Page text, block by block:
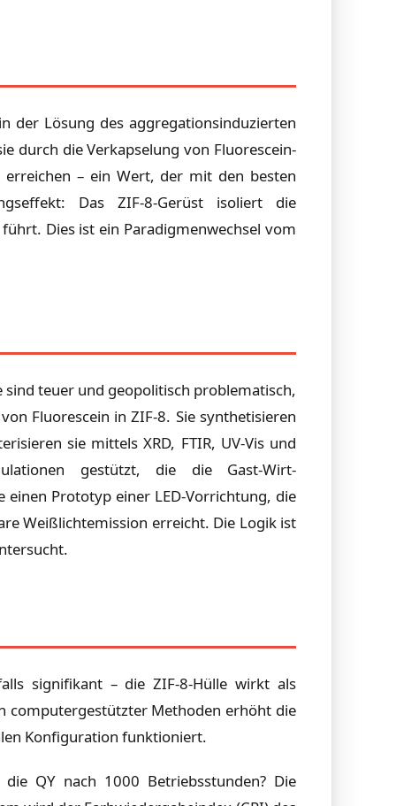
der Lösung des aggregationsinduzierten
durch die Verkapselung von Fluorescein-
– ein Wert, der mit den besten
Das ZIF-8-Gerüst isoliert die
Dies ist ein Paradigmenwechsel vom
teuer und geopolitisch problematisch,
Fluorescein in ZIF-8. Sie synthetisieren
sie mittels XRD, FTIR, UV-Vis und
gestützt, die die Gast-Wirt-
Prototyp einer LED-Vorrichtung, die
Weißlichtemission erreicht. Die Logik ist
signifikant – die ZIF-8-Hülle wirkt als
computergestützter Methoden erhöht die
Konfiguration funktioniert.
QY nach 1000 Betriebsstunden? Die